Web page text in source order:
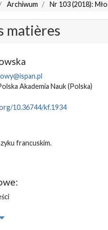
Archiwum Nr 103 (2018):
matières
Akademia Nauk(Polska)
10.36744/kf.1934
francuskim.